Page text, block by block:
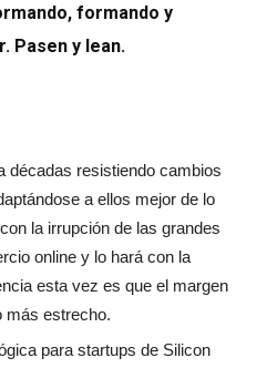
formando y
Pasen y lean.
décadas resistiendo cambios
a ellos mejor de lo
la irrupción de las grandes
online y lo hará con la
esta vez es que el margen
más estrecho.
para startups de Silicon